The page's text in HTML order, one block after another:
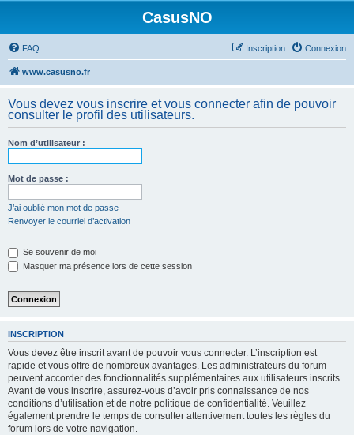
CasusNO
FAQ Connexion
Inscription
www.casusno.fr
Vous devez vous inscrire et vous connecter afin de pouvoir
consulter le profil des utilisateurs.
Nom d’utilisateur :
Mot de passe :
J’ai oublié mon mot de passe
Renvoyer le courriel d’activation
Se souvenir de moi
Masquer ma présence lors de cette session
INSCRIPTION
Vous devez être inscrit avant de pouvoir vous connecter. L’inscription est
rapide et vous offre de nombreux avantages. Les administrateurs du forum
peuvent accorder des fonctionnalités supplémentaires aux utilisateurs inscrits.
Avant de vous inscrire, assurez-vous d’avoir pris connaissance de nos
conditions d’utilisation et de notre politique de confidentialité. Veuillez
également prendre le temps de consulter attentivement toutes les règles du
forum lors de votre navigation.